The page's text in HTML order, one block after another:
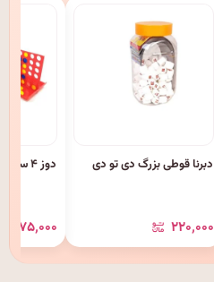
دبرنا قوطی بزرگ دی تو دی
۲۲۰٬۰۰۰
دوز ۴ سو بزرگ
۴۷۵٬۰۰۰